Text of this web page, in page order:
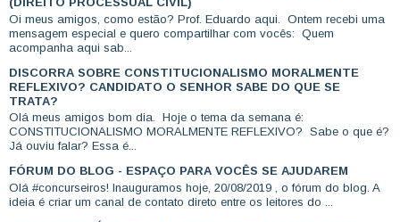
Oi meus amigos, como estão? Prof. Eduardo aqui. Ontem recebi uma
mensagem especial e quero compartilhar com vocês: Quem
acompanha aqui sab...
DISCORRA SOBRE CONSTITUCIONALISMO MORALMENTE
REFLEXIVO? CANDIDATO O SENHOR SABE DO QUE SE
TRATA?
Olá meus amigos bom dia. Hoje o tema da semana é:
CONSTITUCIONALISMO MORALMENTE REFLEXIVO? Sabe o que é?
Já ouviu falar? Essa é...
FÓRUM DO BLOG - ESPAÇO PARA VOCÊS SE AJUDAREM
Olá #concurseiros! Inauguramos hoje, 20/08/2019 , o fórum do blog. A
ideia é criar um canal de contato direto entre os leitores do ...